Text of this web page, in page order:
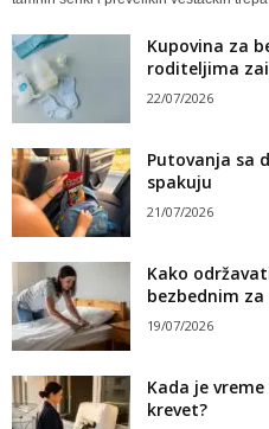
Kupovina za
roditeljima
22/07/2026
Putovanja sa
spakuju
21/07/2026
Kako
bezbednim za
19/07/2026
Kada je
krevet?